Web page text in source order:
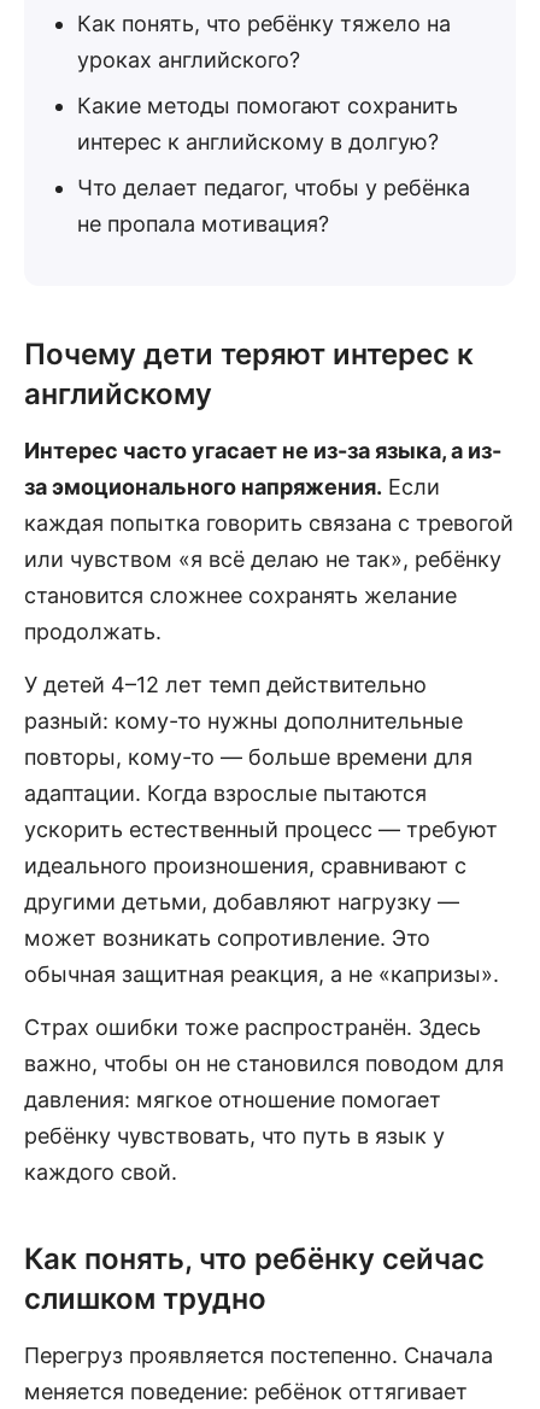
Как понять, что ребёнку тяжело на
уроках английского?
Какие методы помогают сохранить
интерес к английскому в долгую?
Что делает педагог, чтобы у ребёнка
не пропала мотивация?
Почему дети теряют интерес к
английскому
Интерес часто угасает не из-за языка, а из-
за эмоционального напряжения. Если
каждая попытка говорить связана с тревогой
или чувством «я всё делаю не так», ребёнку
становится сложнее сохранять желание
продолжать.
У детей 4–12 лет темп действительно
разный: кому-то нужны дополнительные
повторы, кому-то — больше времени для
адаптации. Когда взрослые пытаются
ускорить естественный процесс — требуют
идеального произношения, сравнивают с
другими детьми, добавляют нагрузку —
может возникать сопротивление. Это
обычная защитная реакция, а не «капризы».
Страх ошибки тоже распространён. Здесь
важно, чтобы он не становился поводом для
давления: мягкое отношение помогает
ребёнку чувствовать, что путь в язык у
каждого свой.
Как понять, что ребёнку сейчас
слишком трудно
Перегруз проявляется постепенно. Сначала
меняется поведение: ребёнок оттягивает